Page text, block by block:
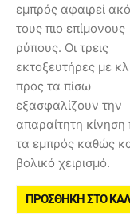
εμπρός αφαιρεί
τους πιο επίμονους
ρύπους. Οι τρεις
εκτοξευτήρες με
προς τα πίσω
εξασφαλίζουν την
απαραίτητη κίνηση
τα εμπρός καθώς
βολικό χειρισμό.
ΠΡΟΣΘΉΚΗ ΣΤΟ